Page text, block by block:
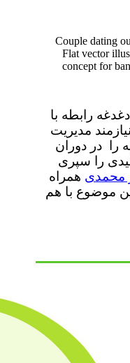
Couple dating
Flat vector
concept for
رابطه با
مدیریت
را در دوران
را سپری
محمدی همراه
موضوع با هم